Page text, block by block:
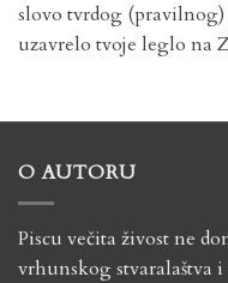
slovo tvrdog (pravilnog)
uzavrelo tvoje leglo na
O AUTORU
Piscu večita živost ne
vrhunskog stvaralaštva